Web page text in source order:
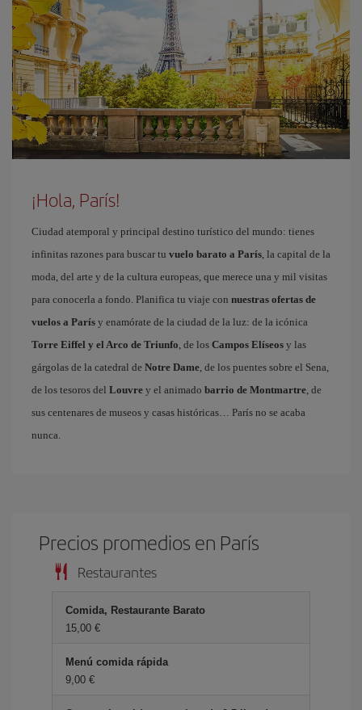
¡Hola, París!
Ciudad atemporal y principal destino turístico del mundo: tienes
infinitas razones para buscar tu vuelo barato a París, la capital de la
moda, del arte y de la cultura europeas, que merece una y mil visitas
para conocerla a fondo. Planifica tu viaje con nuestras ofertas de
vuelos a París y enamórate de la ciudad de la luz: de la icónica
Torre Eiffel y el Arco de Triunfo, de los Campos Elíseos y las
gárgolas de la catedral de Notre Dame, de los puentes sobre el Sena,
de los tesoros del Louvre y el animado barrio de Montmartre, de
sus centenares de museos y casas históricas… París no se acaba
nunca.
Precios promedios en París
Restaurantes
Comida, Restaurante Barato
15,00 €
Menú comida rápida
9,00 €